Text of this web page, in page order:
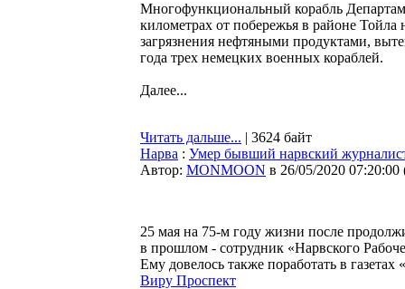
Многофункциональный корабль
километрах от побережья в районе
загрязнения нефтяными продуктами,
года трех немецких военных кораблей.
Далее...
Читать дальше... | 3624 байт
Нарва : Умер бывший нарвский
Автор: MONMOON в 26/05/2020 07:20:00
25 мая на 75-м году жизни после
в прошлом - сотрудник «Нарвского
Ему довелось также поработать в
Виру Проспект